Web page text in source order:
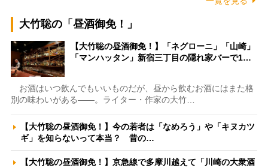
大竹聡の「昼酒御免！」
【大竹聡の昼酒御免！】「ネグローニ」「山崎」
「マンハッタン」新宿三丁目の隠れ家バーで1…
お酒はいつ飲んでもいいものだが、昼から飲むお酒にはまた格
別の味わいがある――。ライター・作家の大竹…
【大竹聡の昼酒御免！】今の若者は「なめろう」や「キヌカツ
ギ」を知らないって本当？ 昔の…
【大竹聡の昼酒御免！】京急線で多摩川越えて「川崎の大衆酒